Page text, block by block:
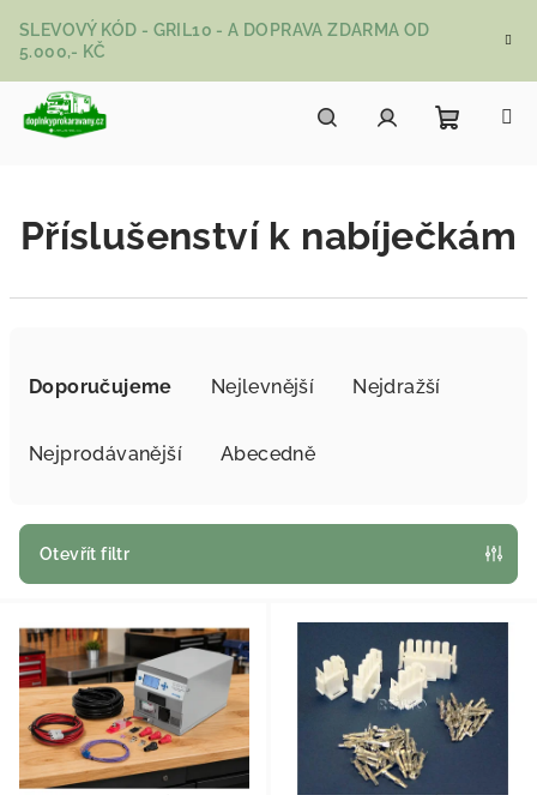
SLEVOVÝ KÓD - GRIL10 - A DOPRAVA ZDARMA OD
5.000,- KČ
Příslušenství k nabíječkám
Doporučujeme Nejlevnější Nejdražší
Nejprodávanější Abecedně
Otevřít filtr
Výpis produktů